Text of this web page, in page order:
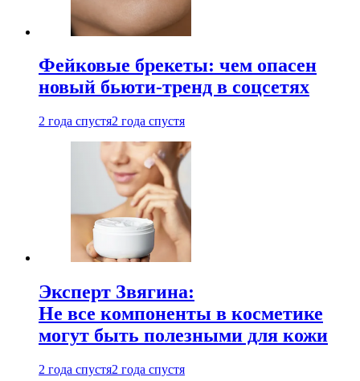
Фейковые брекеты: чем опасен
новый бьюти-тренд в соцсетях
2 года спустя2 года спустя
Эксперт Звягина:
Не все компоненты в косметике
могут быть полезными для кожи
2 года спустя2 года спустя